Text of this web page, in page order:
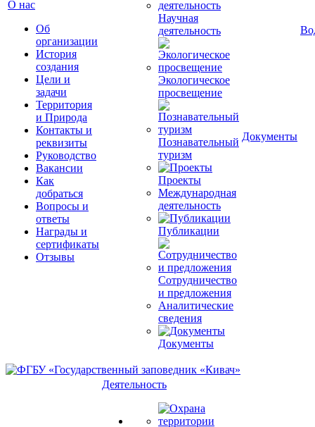
О нас
Об
организации
История
создания
Цели и
задачи
Территория
и Природа
Контакты и
реквизиты
Руководство
Вакансии
Как
добраться
Вопросы и
ответы
Награды и
сертификаты
Отзывы
Научная
деятельность
Экологическое
просвещение
Познавательный
туризм
Проекты
Международная
деятельность
Публикации
Сотрудничество
и предложения
Аналитические
сведения
Документы
Документы
Деятельность